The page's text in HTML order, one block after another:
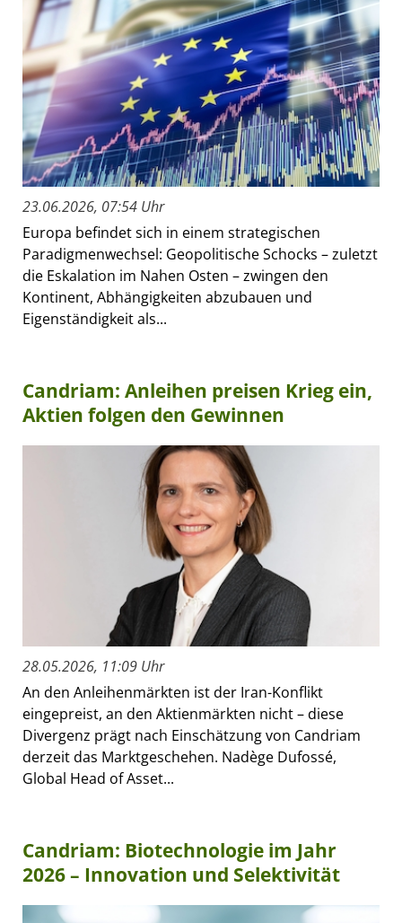
23.06.2026, 07:54 Uhr
Europa befindet sich in einem strategischen
Paradigmenwechsel: Geopolitische Schocks – zuletzt
die Eskalation im Nahen Osten – zwingen den
Kontinent, Abhängigkeiten abzubauen und
Eigenständigkeit als...
Candriam: Anleihen preisen Krieg ein,
Aktien folgen den Gewinnen
28.05.2026, 11:09 Uhr
An den Anleihenmärkten ist der Iran-Konflikt
eingepreist, an den Aktienmärkten nicht – diese
Divergenz prägt nach Einschätzung von Candriam
derzeit das Marktgeschehen. Nadège Dufossé,
Global Head of Asset...
Candriam: Biotechnologie im Jahr
2026 – Innovation und Selektivität